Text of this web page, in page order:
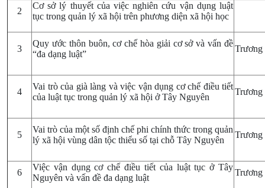
2
Cơ sở lý thuyết của việc nghiên cứu vận dụng luật
tục trong quản lý xã hội trên phương diện xã hội học
3
Quy ước thôn buôn, cơ chế hòa giải cơ sở và vấn đề
“đa dạng luật”
4
Vai trò của già làng và việc vận dụng cơ chế điều tiết
của luật tục trong quản lý xã hội ở Tây Nguyên
5
Vai trò của một số định chế phi chính thức trong quản
lý xã hội vùng dân tộc thiểu số tại chỗ Tây Nguyên
6
Việc vận dụng cơ chế điều tiết của luật tục ở Tây
Nguyên và vấn đề đa dạng luật